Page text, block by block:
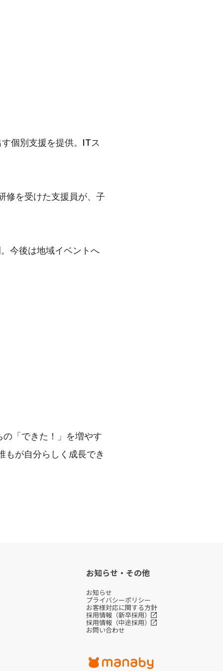
個別支援を提供。ITス
修を受けた支援員が、子
今後は地域イベントへ
「できた！」を増やす
もが自分らしく成長でき
お知らせ・その他
お知らせ
プライバシーポリシー
お客様対応に関する方針
採用情報（新卒採用）
採用情報（中途採用）
お問い合わせ